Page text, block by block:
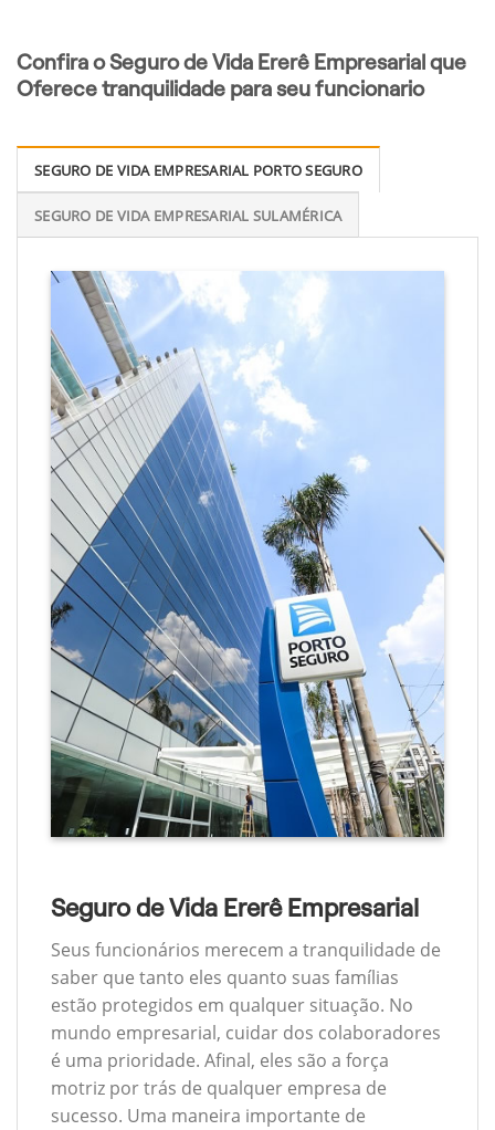
Confira o Seguro de Vida Ererê Empresarial que
Oferece tranquilidade para seu funcionario
SEGURO DE VIDA EMPRESARIAL PORTO SEGURO
SEGURO DE VIDA EMPRESARIAL SULAMÉRICA
Seguro de Vida Ererê Empresarial
Seus funcionários merecem a tranquilidade de
saber que tanto eles quanto suas famílias
estão protegidos em qualquer situação. No
mundo empresarial, cuidar dos colaboradores
é uma prioridade. Afinal, eles são a força
motriz por trás de qualquer empresa de
sucesso. Uma maneira importante de